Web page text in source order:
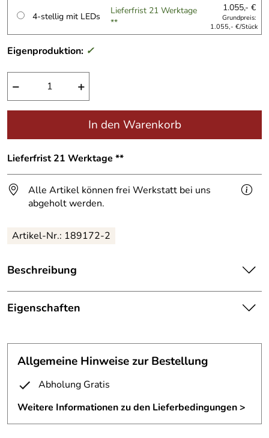
4-stellig mit LEDs
Lieferfrist 21 Werktage
**
1.055,- €
Grundpreis:
1.055,- €/Stück
Eigenproduktion: ✓
− +
In den Warenkorb
Lieferfrist 21 Werktage **
Alle Artikel können frei Werkstatt bei uns
abgeholt werden.
Artikel-Nr.: 189172-2
Beschreibung
Hausnummer2d aus 3 mm Edelstahl gelasert.
Wir fertigen unsere Edelstahl Hausnummern individuell
Gewindebolzen angeschweißt.
Eigenschaften
Höhe:
30 cm
Schrift:
Material:
Edelstahl 3 mm
Allgemeine Hinweise zur Bestellung
Abholung Gratis
Weitere Informationen zu den Lieferbedingungen >